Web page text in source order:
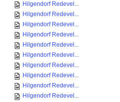
Hilgendorf Redevel...
Hilgendorf Redevel...
Hilgendorf Redevel...
Hilgendorf Redevel...
Hilgendorf Redevel...
Hilgendorf Redevel...
Hilgendorf Redevel...
Hilgendorf Redevel...
Hilgendorf Redevel...
Hilgendorf Redevel...